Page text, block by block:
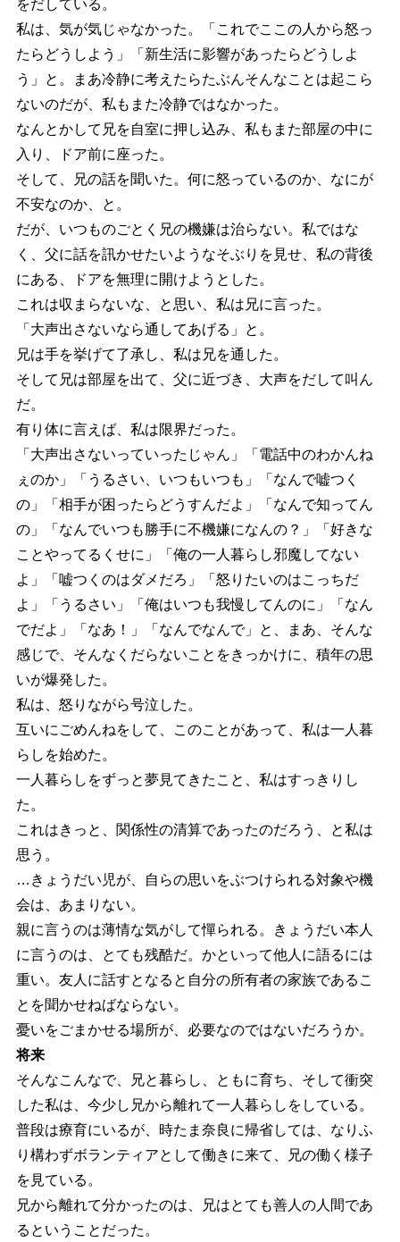
をだしている。
私は、気が気じゃなかった。「これでここの人から怒っ
たらどうしよう」「新生活に影響があったらどうしよ
う」と。まあ冷静に考えたらたぶんそんなことは起こら
ないのだが、私もまた冷静ではなかった。
なんとかして兄を自室に押し込み、私もまた部屋の中に
入り、ドア前に座った。
そして、兄の話を聞いた。何に怒っているのか、なにが
不安なのか、と。
だが、いつものごとく兄の機嫌は治らない。私ではな
く、父に話を訊かせたいようなそぶりを見せ、私の背後
にある、ドアを無理に開けようとした。
これは収まらないな、と思い、私は兄に言った。
「大声出さないなら通してあげる」と。
兄は手を挙げて了承し、私は兄を通した。
そして兄は部屋を出て、父に近づき、大声をだして叫ん
だ。
有り体に言えば、私は限界だった。
「大声出さないっていったじゃん」「電話中のわかんね
ぇのか」「うるさい、いつもいつも」「なんで嘘つく
の」「相手が困ったらどうすんだよ」「なんで知ってん
の」「なんでいつも勝手に不機嫌になんの？」「好きな
ことやってるくせに」「俺の一人暮らし邪魔してない
よ」「嘘つくのはダメだろ」「怒りたいのはこっちだ
よ」「うるさい」「俺はいつも我慢してんのに」「なん
でだよ」「なあ！」「なんでなんで」と、まあ、そんな
感じで、そんなくだらないことをきっかけに、積年の思
いが爆発した。
私は、怒りながら号泣した。
互いにごめんねをして、このことがあって、私は一人暮
らしを始めた。
一人暮らしをずっと夢見てきたこと、私はすっきりし
た。
これはきっと、関係性の清算であったのだろう、と私は
思う。
…きょうだい児が、自らの思いをぶつけられる対象や機
会は、あまりない。
親に言うのは薄情な気がして憚られる。きょうだい本人
に言うのは、とても残酷だ。かといって他人に語るには
重い。友人に話すとなると自分の所有者の家族であるこ
とを聞かせねばならない。
憂いをごまかせる場所が、必要なのではないだろうか。
将来
そんなこんなで、兄と暮らし、ともに育ち、そして衝突
した私は、今少し兄から離れて一人暮らしをしている。
普段は療育にいるが、時たま奈良に帰省しては、なりふ
り構わずボランティアとして働きに来て、兄の働く様子
を見ている。
兄から離れて分かったのは、兄はとても善人の人間であ
るということだった。